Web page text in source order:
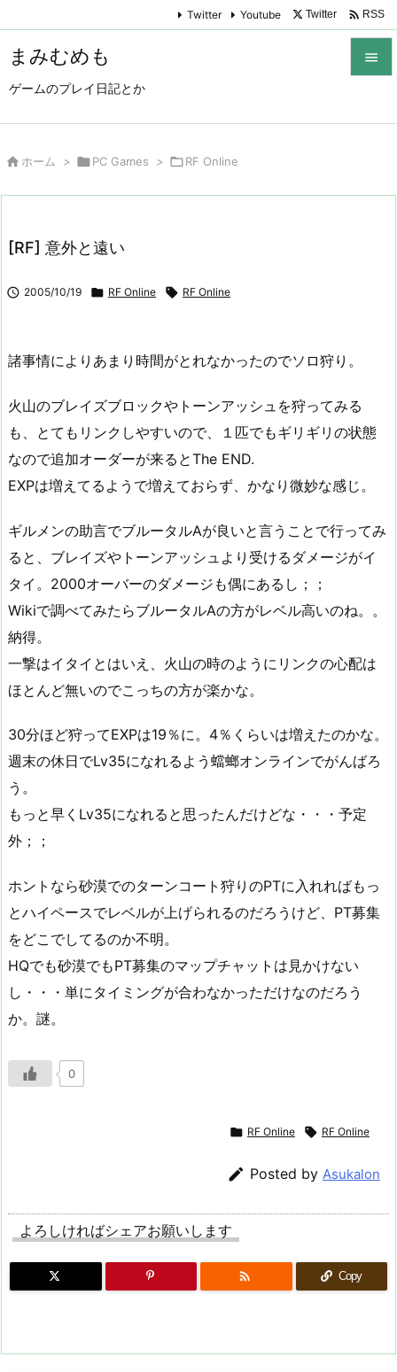
まみむめも
ゲームのプレイ日記とか

Twitter Youtube Twitter  RSS
 ホーム > PC Games > RF Online
[RF] 意外と遠い
 2005/10/19  RF Online  RF Online
諸事情によりあまり時間がとれなかったのでソロ狩り。
火山のブレイズブロックやトーンアッシュを狩ってみる
も、とてもリンクしやすいので、１匹でもギリギリの状態
なので追加オーダーが来るとThe END.
EXPは増えてるようで増えておらず、かなり微妙な感じ。
ギルメンの助言でブルータルAが良いと言うことで行ってみ
ると、ブレイズやトーンアッシュより受けるダメージがイ
タイ。2000オーバーのダメージも偶にあるし；；
Wikiで調べてみたらブルータルAの方がレベル高いのね。。
納得。
一撃はイタイとはいえ、火山の時のようにリンクの心配は
ほとんど無いのでこっちの方が楽かな。
30分ほど狩ってEXPは19％に。4％くらいは増えたのかな。
週末の休日でLv35になれるよう蟷螂オンラインでがんばろ
う。
もっと早くLv35になれると思ったんだけどな・・・予定
外；；
ホントなら砂漠でのターンコート狩りのPTに入れればもっ
とハイペースでレベルが上げられるのだろうけど、PT募集
をどこでしてるのか不明。
HQでも砂漠でもPT募集のマップチャットは見かけない
し・・・単にタイミングが合わなかっただけなのだろう
か。謎。
0
 RF Online  RF Online
 Posted by Asukalon
よろしければシェアお願いします
 Copy